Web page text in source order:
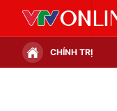
CHÍNH TRỊ